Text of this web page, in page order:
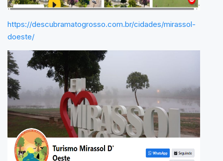
https://descubramatogrosso.com.br/cidades/mirassol-
doeste/